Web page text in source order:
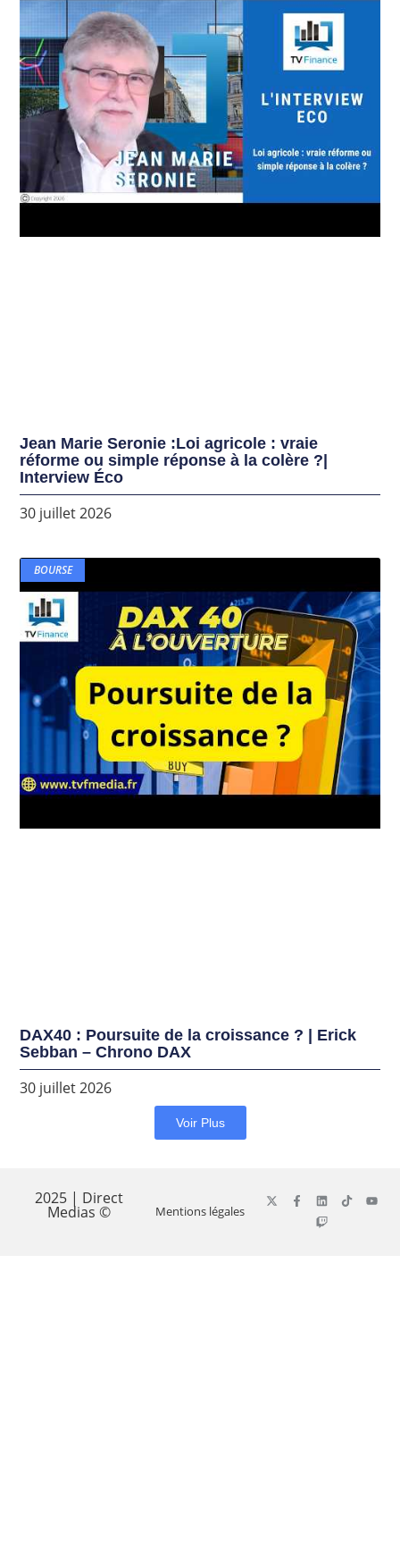
Jean Marie Seronie :Loi agricole : vraie
réforme ou simple réponse à la colère ?|
Interview Éco
30 juillet 2026
BOURSE
DAX40 : Poursuite de la croissance ? | Erick
Sebban – Chrono DAX
30 juillet 2026
Voir Plus
2025 | Direct
Medias © Mentions légales